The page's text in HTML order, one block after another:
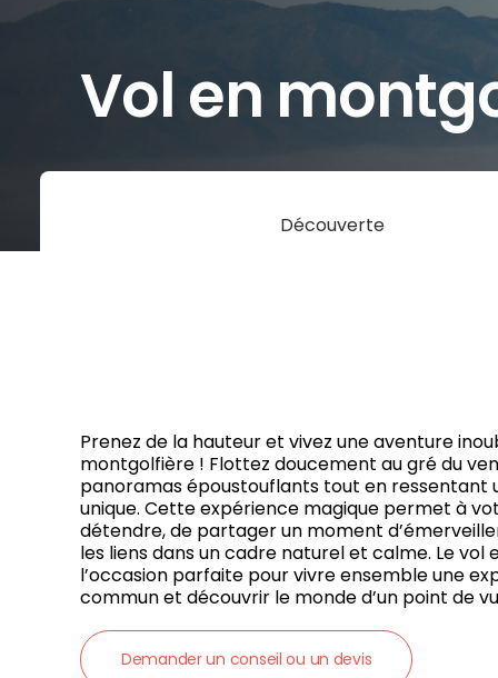
Vol en
Découverte
Prenez de la hauteur et vivez une aventure
montgolfière ! Flottez doucement au gré du
panoramas époustouflants tout en ressentant
unique. Cette expérience magique permet à
détendre, de partager un moment
les liens dans un cadre naturel et calme. Le
l’occasion parfaite pour vivre ensemble une
commun et découvrir le monde d’un point de
Demander un conseil ou un devis